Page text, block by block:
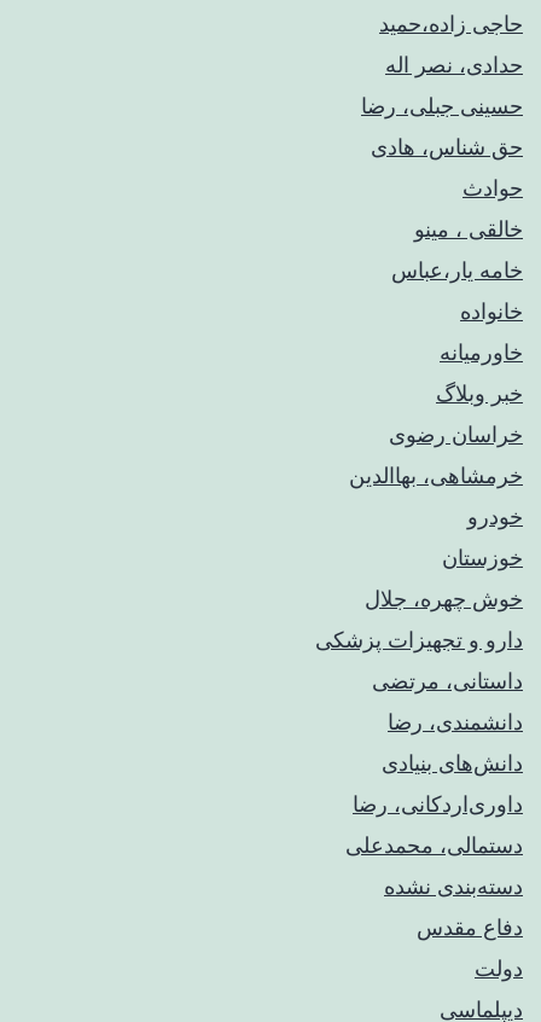
حاجی زاده،حمید
حدادی، نصر اله
حسینی جبلی، رضا
حق شناس، هادی
حوادث
خالقی ، مینو
خامه یار،عباس
خانواده
خاورمیانه
خبر وبلاگ
خراسان رضوی
خرمشاهی، بهاالدین
خودرو
خوزستان
خوش چهره، جلال
دارو و تجهیزات پزشکی
داستانی، مرتضی
دانشمندی، رضا
دانش‌های بنیادی
داوری‌اردکانی، رضا
دستمالی، محمدعلی
دسته‌بندی نشده
دفاع مقدس
دولت
دیپلماسی